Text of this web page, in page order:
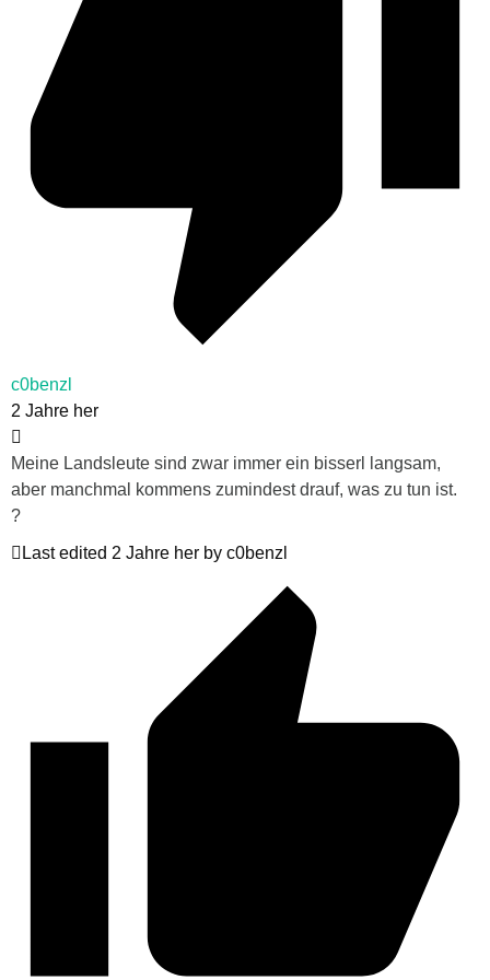
c0benzl
2 Jahre her
Meine Landsleute sind zwar immer ein bisserl langsam,
aber manchmal kommens zumindest drauf, was zu tun ist.
?
Last edited 2 Jahre her by c0benzl